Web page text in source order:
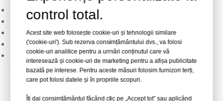
Fire adânci și durabile pentru fixare fiabilă
Patru dinte puternice pentru o putere de prindere superioară
Materiale ecologice și non-toxice
Instalare simplă pentru utilizare în interior și exterior
Potrivit pentru pereți de alpinism din lemn, mobilier și alte
proiecte de prelucrare a lemnului
Video de instalare a piuliței T
control total.
Acest site web folosește cookie-uri și tehnologii similare
('cookie-uri'). Sub rezerva consimțământului dvs., va folosi
cookie-uri analitice pentru a urmări conținutul care vă
interesează și cookie-uri de marketing pentru a afișa publicitate
bazată pe interese. Pentru aceste măsuri folosim furnizori terți,
care pot folosi datele și în propriile scopuri.
Îți dai consimțământul făcând clic pe „Accept tot” sau aplicând